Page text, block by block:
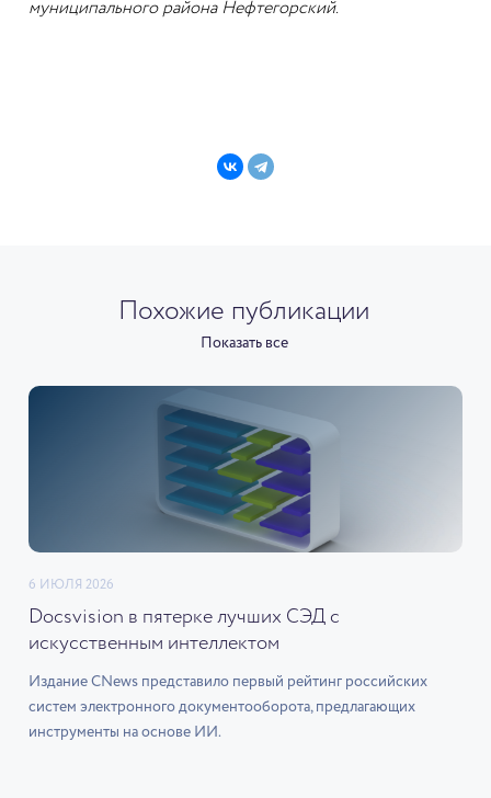
муниципального района Нефтегорский.
Похожие публикации
Показать все
6 ИЮЛЯ 2026
Docsvision в пятерке лучших СЭД с
искусственным интеллектом
Издание CNews представило первый рейтинг российских
систем электронного документооборота, предлагающих
инструменты на основе ИИ.